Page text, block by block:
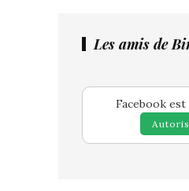
Les amis de
Facebook est